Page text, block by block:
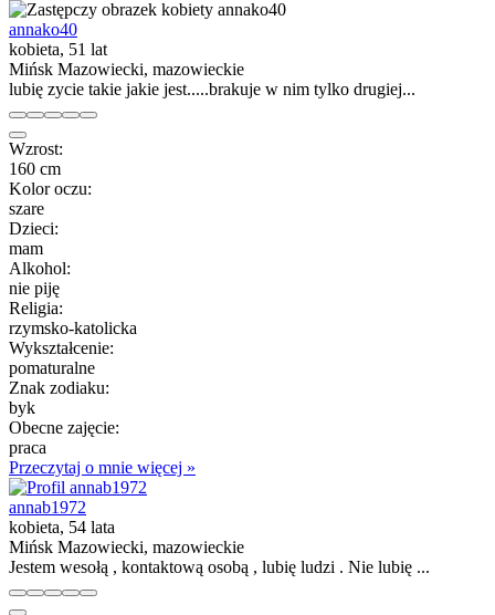
annako40
kobieta, 51 lat
Mińsk Mazowiecki, mazowieckie
lubię zycie takie jakie jest.....brakuje w nim tylko drugiej...
Wzrost:
160 cm
Kolor oczu:
szare
Dzieci:
mam
Alkohol:
nie piję
Religia:
rzymsko-katolicka
Wykształcenie:
pomaturalne
Znak zodiaku:
byk
Obecne zajęcie:
praca
Przeczytaj o mnie więcej »
annab1972
kobieta, 54 lata
Mińsk Mazowiecki, mazowieckie
Jestem wesołą , kontaktową osobą , lubię ludzi . Nie lubię ...